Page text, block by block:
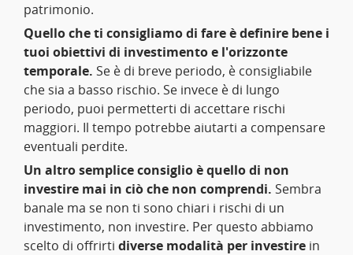
patrimonio.
Quello che ti consigliamo di fare è definire bene i
tuoi obiettivi di investimento e l'orizzonte
temporale. Se è di breve periodo, è consigliabile
che sia a basso rischio. Se invece è di lungo
periodo, puoi permetterti di accettare rischi
maggiori. Il tempo potrebbe aiutarti a compensare
eventuali perdite.
Un altro semplice consiglio è quello di non
investire mai in ciò che non comprendi. Sembra
banale ma se non ti sono chiari i rischi di un
investimento, non investire. Per questo abbiamo
scelto di offrirti diverse modalità per investire in